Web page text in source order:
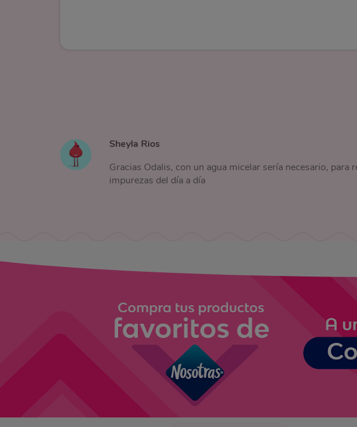
Sheyla Rios
Gracias Odalis, con un agua micelar sería necesario, para
impurezas del día a día